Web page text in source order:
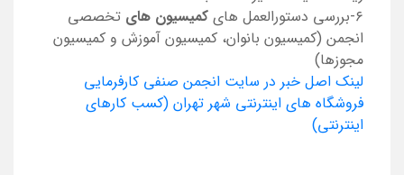
۶-بررسی دستورالعمل های
کمیسیون های تخصصی
انجمن (کمیسیون بانوان، کمیسیون آموزش و کمیسیون
مجوزها)
لینک اصل خبر در سایت انجمن صنفی کارفرمایی
فروشگاه های اینترنتی شهر تهران (کسب کارهای
اینترنتی)